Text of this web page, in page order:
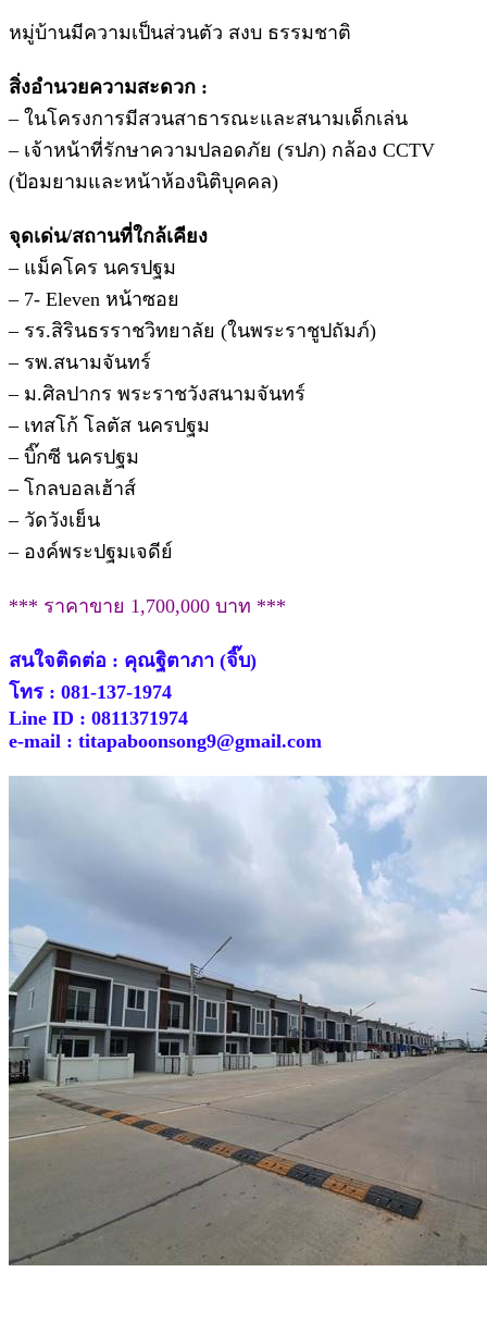
หมู่บ้านมีความเป็นส่วนตัว สงบ ธรรมชาติ
สิ่งอำนวยความสะดวก :
– ในโครงการมีสวนสาธารณะและสนามเด็กเล่น
– เจ้าหน้าที่รักษาความปลอดภัย (รปภ) กล้อง CCTV
(ป้อมยามและหน้าห้องนิติบุคคล)
จุดเด่น/สถานที่ใกล้เคียง
– แม็คโคร นครปฐม
– 7- Eleven หน้าซอย
– รร.สิรินธรราชวิทยาลัย (ในพระราชูปถัมภ์)
– รพ.สนามจันทร์
– ม.ศิลปากร พระราชวังสนามจันทร์
– เทสโก้ โลตัส นครปฐม
– บิ๊กซี นครปฐม
– โกลบอลเฮ้าส์
– วัดวังเย็น
– องค์พระปฐมเจดีย์
*** ราคาขาย 1,700,000 บาท ***
สนใจติดต่อ : คุณฐิตาภา (จิ๊บ)
โทร : 081-137-1974
Line ID : 0811371974
e-mail : titapaboonsong9@gmail.com